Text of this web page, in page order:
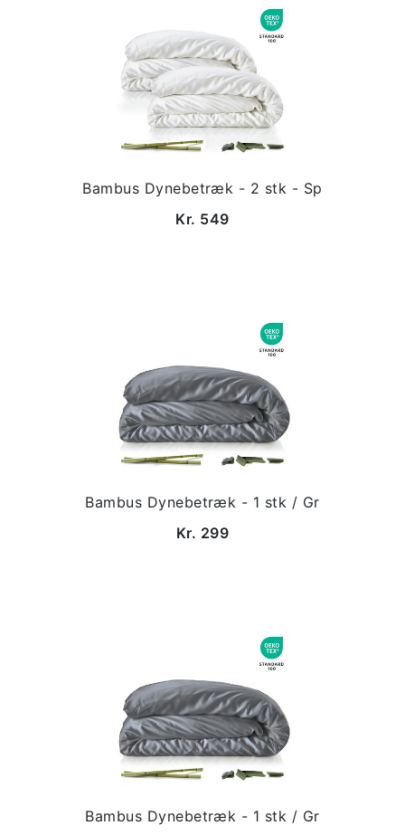
Bambus Dynebetræk - 2 stk - Sp
Kr. 549
Bambus Dynebetræk - 1 stk / Gr
Kr. 299
Bambus Dynebetræk - 1 stk / Gr